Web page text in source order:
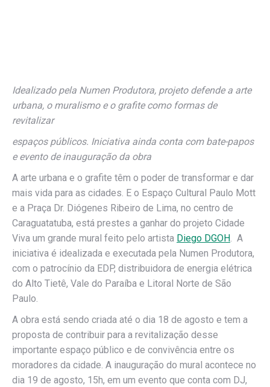
Idealizado pela Numen Produtora, projeto defende a arte
urbana, o muralismo e o grafite como formas de
revitalizar
espaços públicos. Iniciativa ainda conta com bate-papos
e evento de inauguração da obra
A arte urbana e o grafite têm o poder de transformar e dar
mais vida para as cidades. E o Espaço Cultural Paulo Mott
e a Praça Dr. Diógenes Ribeiro de Lima, no centro de
Caraguatatuba, está prestes a ganhar do projeto Cidade
Viva um grande mural feito pelo artista Diego DGOH. A
iniciativa é idealizada e executada pela Numen Produtora,
com o patrocínio da EDP, distribuidora de energia elétrica
do Alto Tietê, Vale do Paraíba e Litoral Norte de São
Paulo.
A obra está sendo criada até o dia 18 de agosto e tem a
proposta de contribuir para a revitalização desse
importante espaço público e de convivência entre os
moradores da cidade. A inauguração do mural acontece no
dia 19 de agosto, 15h, em um evento que conta com DJ,